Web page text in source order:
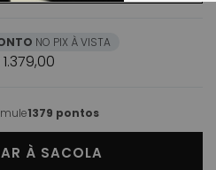
NO PIX À VISTA
normal
1.379,00
1379 pontos
À SACOLA